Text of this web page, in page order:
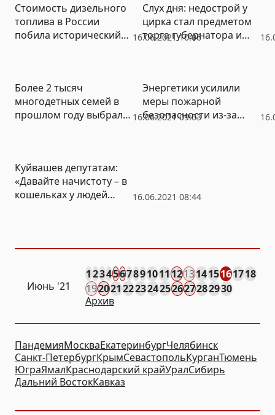
16.06.2021 10:06
Стоимость дизельного
топлива в России
побила исторический
Слух дня: недострой у
цирка стал предметом
торга губернатора и
16.06.2021 09:03
Более 2 тысяч
многодетных семей в
прошлом году выбрали
Энергетики усилили
меры пожарной
безопасности из-за
16.06.2021 08:44
Куйвашев депутатам:
«Давайте начистоту – в
кошельках у людей
Июнь '21
123456789101112131415161718
192021222324252627282930
Архив
ПандемияМоскваЕкатеринбургЧелябинск
Санкт-ПетербургКрымСевастопольКурганТюмень
ЮграЯмалКраснодарский крайУралСибирь
Дальний ВостокКавказ